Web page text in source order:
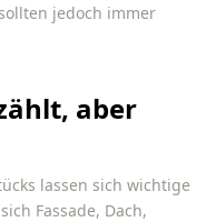
jedoch immer
aber
lassen sich wichtige
Fassade, Dach,